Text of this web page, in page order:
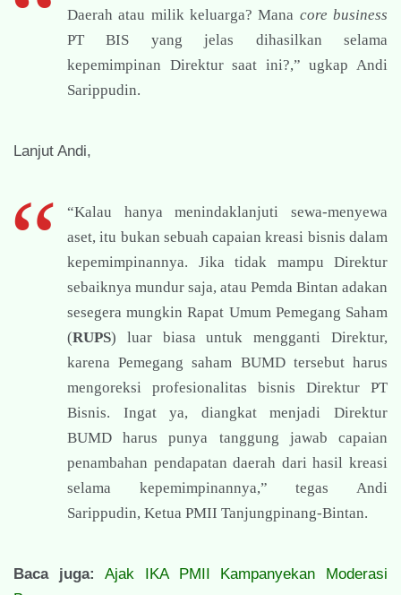
Daerah atau milik keluarga? Mana core business
PT BIS yang jelas dihasilkan selama
kepemimpinan Direktur saat ini?,” ugkap Andi
Sarippudin.
Lanjut Andi,
“Kalau hanya menindaklanjuti sewa-menyewa
aset, itu bukan sebuah capaian kreasi bisnis dalam
kepemimpinannya. Jika tidak mampu Direktur
sebaiknya mundur saja, atau Pemda Bintan adakan
sesegera mungkin Rapat Umum Pemegang Saham
(RUPS) luar biasa untuk mengganti Direktur,
karena Pemegang saham BUMD tersebut harus
mengoreksi profesionalitas bisnis Direktur PT
Bisnis. Ingat ya, diangkat menjadi Direktur
BUMD harus punya tanggung jawab capaian
penambahan pendapatan daerah dari hasil kreasi
selama kepemimpinannya,” tegas Andi
Sarippudin, Ketua PMII Tanjungpinang-Bintan.
Baca juga:Ajak IKA PMII Kampanyekan Moderasi